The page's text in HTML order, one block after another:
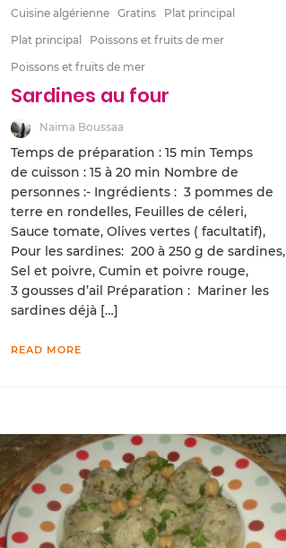
Cuisine algérienne Gratins
Plat principal
Plat principal
Poissons et fruits de mer
Poissons et fruits de mer
Sardines au four
Naima Boussaa
Temps de préparation : 15 min Temps
de cuisson : 15 à 20 min Nombre de
personnes :- Ingrédients : 3 pommes de
terre en rondelles, Feuilles de céleri,
Sauce tomate, Olives vertes ( facultatif),
Pour les sardines: 200 à 250 g de sardines,
Sel et poivre, Cumin et poivre rouge,
3 gousses d’ail Préparation : Mariner les
sardines déjà […]
READ MORE